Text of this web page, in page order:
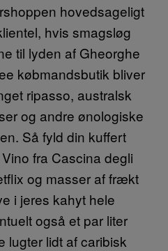
hovedsageligt
hvis smagsløg
til lyden af Gheorghe
købmandsbutik bliver
ripasso, australsk
og andre ønologiske
Så fyld din kuffert
fra Cascina degli
og masser af frækt
i jeres kahyt hele
også et par liter
lugter lidt af caribisk